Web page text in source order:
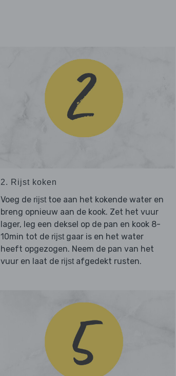
2. Rijst koken
Voeg de rijsttoe aan het kokende water en
breng opnieuw aan de kook. Zet het vuur
lager, leg een deksel op de pan en kook 8-
10min tot de rijstgaar is en het water
heeft opgezogen. Neem de pan van het
vuur en laat de rijstafgedekt rusten.